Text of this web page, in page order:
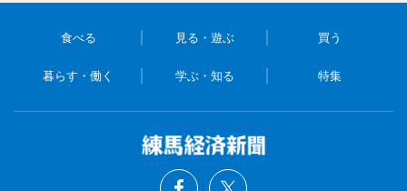
食べる 見る・遊ぶ 買う
暮らす・働く 学ぶ・知る 特集